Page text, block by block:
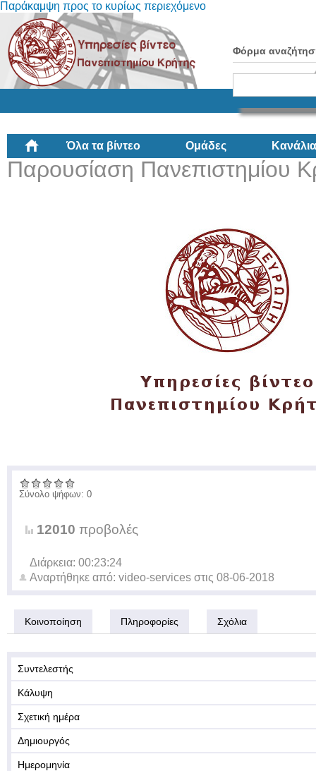
Παράκαμψη προς το κυρίως περιεχόμενο
Φόρμα
Όλα τα βίντεο Ομάδες Κανάλια
Παρουσίαση Πανεπιστημίου
Σύνολο ψήφων: 0
12010 προβολές
Διάρκεια: 00:23:24
Αναρτήθηκε από: video-services στις 08-06-2018
Κοινοποίηση Πληροφορίες Σχόλια
Συντελεστής
Κάλυψη
Σχετική ημέρα
Δημιουργός
Ημερομηνία